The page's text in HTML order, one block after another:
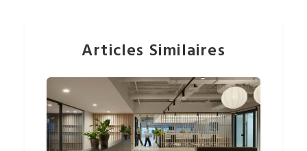
Articles Similaires